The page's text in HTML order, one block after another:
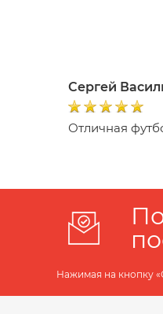
Сергей
Отличная
Нажимая на кнопку